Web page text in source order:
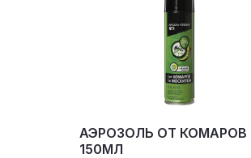
АЭРОЗОЛЬ ОТ КОМАРОВ
150МЛ